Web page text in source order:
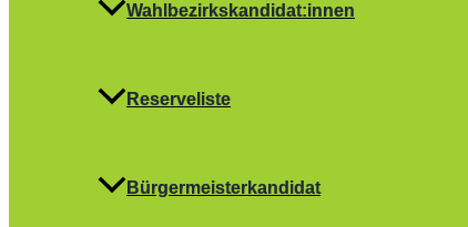
Wahlbezirkskandidat:innen
Reserveliste
Bürgermeisterkandidat